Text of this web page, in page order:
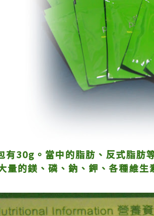
有30g。當中的脂肪、反式脂肪
量的鎂、磷、鈉、鉀、各種維生